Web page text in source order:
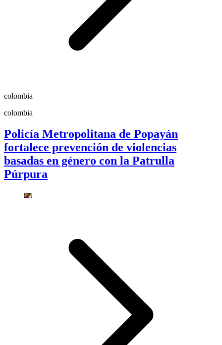
colombia
colombia
Policía Metropolitana de Popayán
fortalece prevención de violencias
basadas en género con la Patrulla
Púrpura